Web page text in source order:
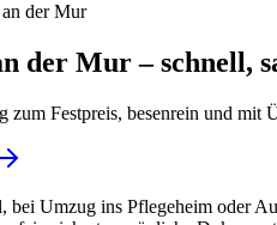
der Mur
der Mur – schnell,
Festpreis, besenrein und mit
Umzug ins Pflegeheim oder